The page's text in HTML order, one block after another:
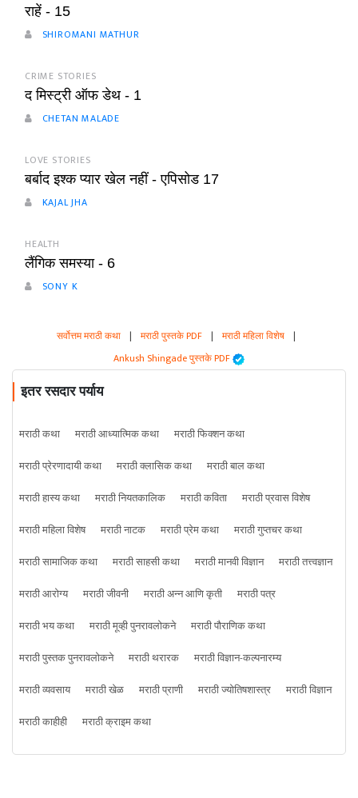
राहें - 15
SHIROMANI MATHUR
CRIME STORIES
द मिस्ट्री ऑफ डेथ - 1
CHETAN MALADE
LOVE STORIES
बर्बाद इश्क प्यार खेल नहीं - एपिसोड 17
KAJAL JHA
HEALTH
लैंगिक समस्या - 6
SONY K
सर्वोत्तम मराठी कथा | मराठी पुस्तके PDF | मराठी महिला विशेष |
Ankush Shingade पुस्तके PDF
इतर रसदार पर्याय
मराठी कथा मराठी आध्यात्मिक कथा
मराठी फिक्शन कथा
मराठी प्रेरणादायी कथा
मराठी क्लासिक कथा
मराठी बाल कथा
मराठी हास्य कथा
मराठी नियतकालिक मराठी कविता
मराठी प्रवास विशेष
मराठी महिला विशेष
मराठी नाटक मराठी प्रेम कथा
मराठी गुप्तचर कथा
मराठी सामाजिक कथा
मराठी साहसी कथा मराठी मानवी विज्ञान
मराठी तत्त्वज्ञान
मराठी आरोग्य
मराठी जीवनी मराठी अन्न आणि कृती
मराठी पत्र
मराठी भय कथा
मराठी मूव्ही पुनरावलोकने
मराठी पौराणिक कथा
मराठी पुस्तक पुनरावलोकने
मराठी थरारक
मराठी विज्ञान-कल्पनारम्य
मराठी व्यवसाय
मराठी खेळ मराठी प्राणी मराठी ज्योतिषशास्त्र
मराठी विज्ञान
मराठी काहीही
मराठी क्राइम कथा